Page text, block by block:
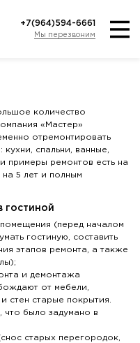
+7(964)594-6661
Мы перезвоним
количество
«Мастер»
отремонтировать
спальни, ванные,
примеры ремонтов есть на
5 лет и полным
гостиной
(перед началом
гостиную, составить
этапов ремонта, а также
и демонтажа
от мебели,
стен старые покрытия.
что было задумано в
старых перегородок,